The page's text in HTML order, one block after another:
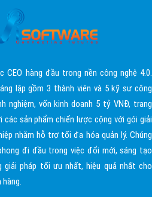
CEO hàng đầu trong nền công nghệ 4.0.
lập gồm 3 thành viên và 5 kỹ sư công
nghiệm, vốn kinh doanh 5 tỷ VNĐ, trang
các sản phẩm chiến lược cộng với gói giải
nhằm hỗ trợ tối đa hóa quản lý. Chúng
đi đầu trong việc đổi mới, sáng tạo
giải pháp tối ưu nhất, hiệu quả nhất cho
hàng.